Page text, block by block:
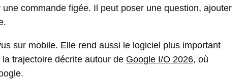
commande figée. Il peut poser une question, ajouter
sur mobile. Elle rend aussi le logiciel plus important
la trajectoire décrite autour de Google I/O 2026, où